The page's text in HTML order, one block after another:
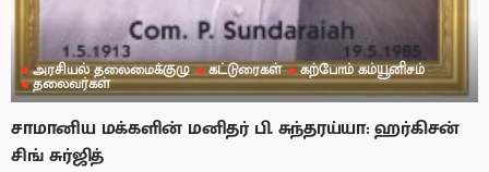
அரசியல் தலைமைக்குழு கட்டுரைகள் கற்போம் கம்யூனிசம்
தலைவர்கள்
சாமானிய மக்களின் மனிதர் பி. சுந்தரய்யா: ஹர்கிசன்
சிங் சுர்ஜித்